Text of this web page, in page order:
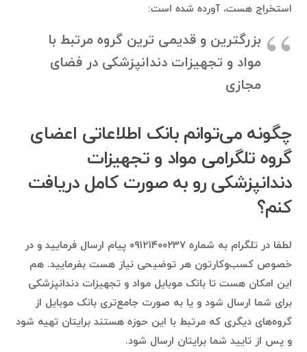
استخراج هست، آورده شده است:
بزرگترین و قدیمی ترین گروه مرتبط با
مواد و تجهیزات دندانپزشکی در فضای
مجازی
چگونه می‌توانم بانک اطلاعاتی اعضای
گروه تلگرامی مواد و تجهيزات
دندانپزشكى رو به صورت کامل دریافت
کنم؟
لطفا در تلگرام به شماره ۰۹۱۲۱۴۰۰۲۳۷ پیام ارسال فرمایید و در
خصوص کسب‌وکارتون هر توضیحی نیاز هست بفرمایید. هم
این امکان هست تا بانک موبایل مواد و تجهيزات دندانپزشكى
برای شما ارسال شود و یا به صورت جامع‌تری بانک موبایل از
گروه‌های دیگری که مرتبط با این حوزه هستند برایتان تهیه شود
و پس از تایید شما برایتان ارسال شود.